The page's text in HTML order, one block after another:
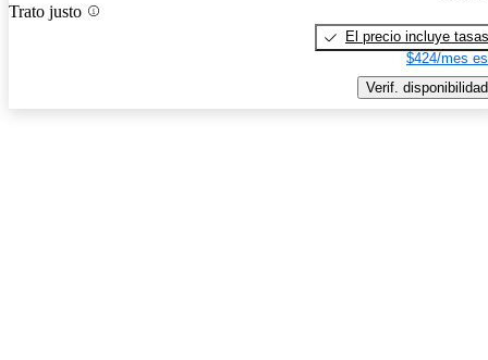
Trato justo
El precio incluye tasas
$424/mes
Verif. disponibilidad